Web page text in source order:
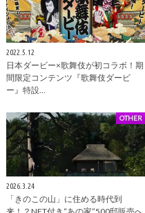
2022.5.12
日本ダービー×歌舞伎が初コラボ！期
間限定コンテンツ『歌舞伎ダービ
ー』特設…
OTHER
2026.3.24
「きのこの山」に住める時代到